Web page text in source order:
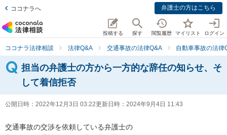
ココナラへ 弁護士の方はこちら
投稿する 探す 閲覧履歴 マイリスト ログイン
ココナラ法律相談 法律Q&A 交通事故の法律Q&A 自動車事故の法律
担当の弁護士の方から一方的な辞任の知らせ、そ
して着信拒否
公開日時： 2022年12月3日 03:22更新日時： 2024年9月4日 11:43
交通事故の交渉を依頼している弁護士の